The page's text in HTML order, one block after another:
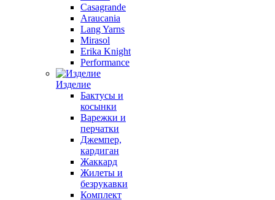
Casagrande
Araucania
Lang Yarns
Mirasol
Erika Knight
Performance
Изделие
Бактусы и
косынки
Варежки и
перчатки
Джемпер,
кардиган
Жаккард
Жилеты и
безрукавки
Комплект